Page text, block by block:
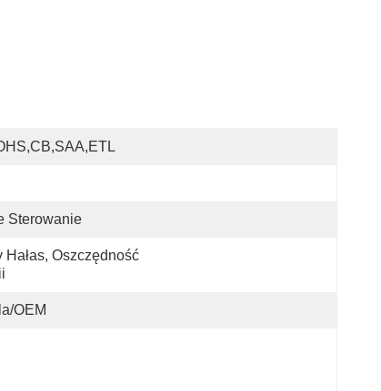
Sterowanie
Hałas, Oszczędność
OEM